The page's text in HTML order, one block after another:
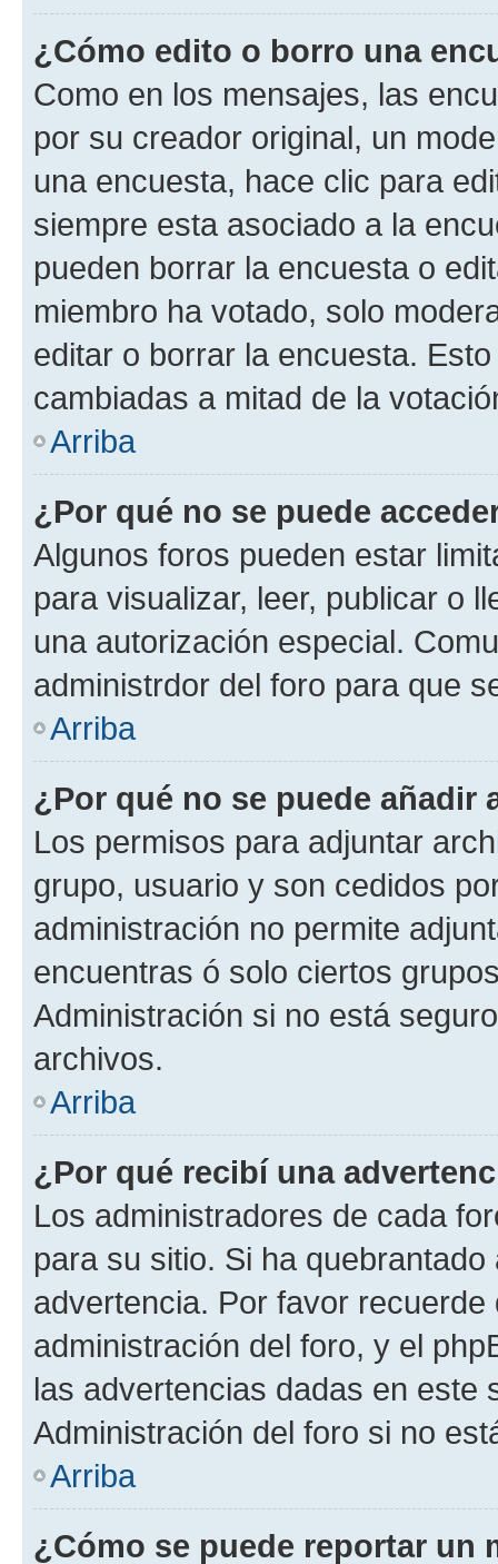
¿Cómo edito o borro una
Como en los mensajes, las
por su creador original, un
una encuesta, hace clic para
siempre esta asociado a la
pueden borrar la encuesta o
miembro ha votado, solo
editar o borrar la encuesta.
cambiadas a mitad de la
Arriba
¿Por qué no se puede
Algunos foros pueden estar
para visualizar, leer, publicar o
una autorización especial.
administrdor del foro para que
Arriba
¿Por qué no se puede añadir
Los permisos para adjuntar
grupo, usuario y son cedidos
administración no permite
encuentras ó solo ciertos
Administración si no está
archivos.
Arriba
¿Por qué recibí una
Los administradores de cada
para su sitio. Si ha
advertencia. Por favor
administración del foro, y el
las advertencias dadas en este
Administración del foro si no
Arriba
¿Cómo se puede reportar un